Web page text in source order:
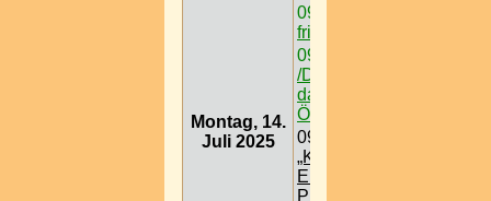
Montag, 14.
Juli 2025
09:00
frischer Wind am See
09:00
/Das Schneedorf -
das 1. Igludorf
Österreichs
09:00
„Königreich der
Eisenbahnen“ @
Prater